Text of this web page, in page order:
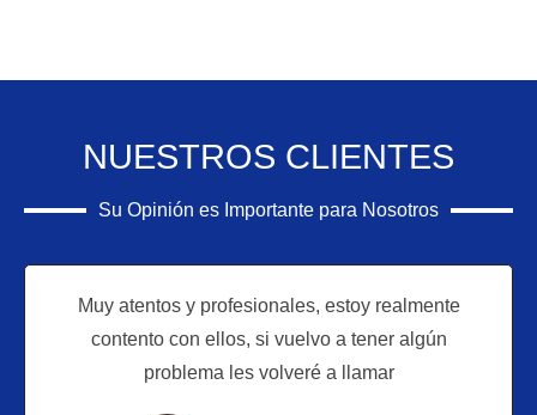
NUESTROS CLIENTES
Su Opinión es Importante para Nosotros
Muy atentos y profesionales, estoy realmente
contento con ellos, si vuelvo a tener algún
problema les volveré a llamar